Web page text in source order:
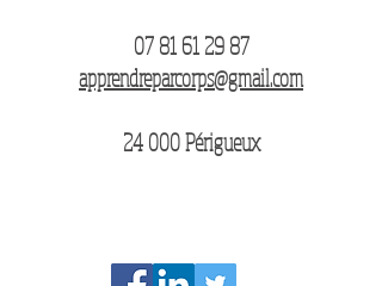
07 81 61 29 87
apprendreparcorps@gmail.com
24 000 Périgueux